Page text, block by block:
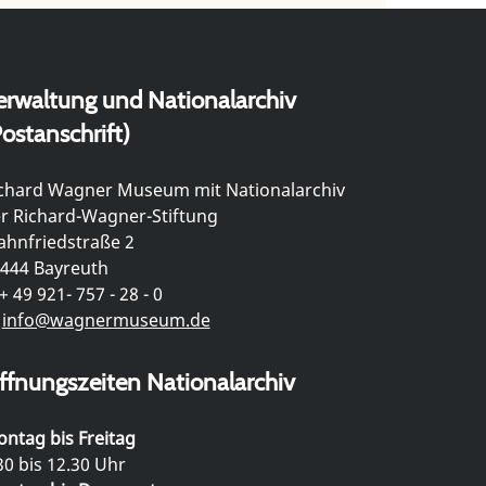
und Nationalarchiv
Wagner Museum mit Nationalarchiv
Richard-Wagner-Stiftung
2
Bayreuth
+ 49 921- 757 - 28 - 0
info@wagnermuseum.de
Nationalarchiv
bis Freitag
bis 12.30 Uhr